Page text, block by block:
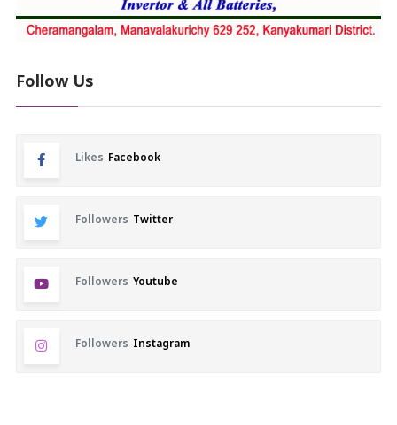
Follow Us
Likes Facebook
Followers Twitter
Followers Youtube
Followers Instagram